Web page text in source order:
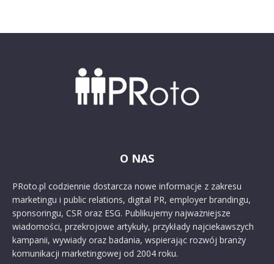
O NAS
PRoto.pl codziennie dostarcza nowe informacje z zakresu
marketingu i public relations, digital PR, employer brandingu,
sponsoringu, CSR oraz ESG. Publikujemy najważniejsze
wiadomości, przekrojowe artykuły, przykłady najciekawszych
kampanii, wywiady oraz badania, wspierając rozwój branży
komunikacji marketingowej od 2004 roku.